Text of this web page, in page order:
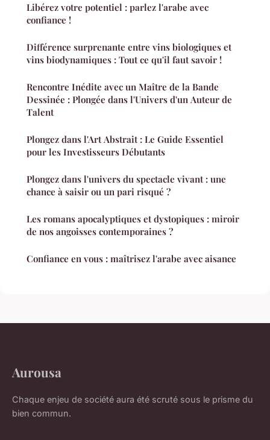
Libérez votre potentiel : parlez l'arabe avec
confiance !
Différence surprenante entre vins biologiques et
vins biodynamiques : Tout ce qu'il faut savoir !
Rencontre Inédite avec un Maître de la Bande
Dessinée : Plongée dans l'Univers d'un Auteur de
Talent
Plongez dans l'Art Abstrait : Le Guide Essentiel
pour les Investisseurs Débutants
Plongez dans l'univers du spectacle vivant : une
chance à saisir ou un pari risqué ?
Les romans apocalyptiques et dystopiques : miroir
de nos angoisses contemporaines ?
Confiance en vous : maîtrisez l'arabe avec aisance
Aurousa
Chaque enjeu de société aura été scruté sous le prisme du
bien commun.